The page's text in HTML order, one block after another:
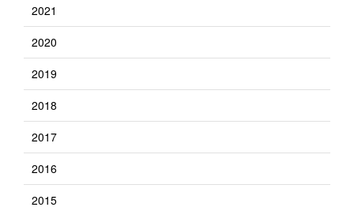
2021
2020
2019
2018
2017
2016
2015